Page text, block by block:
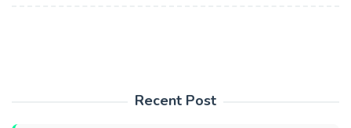
Recent Post